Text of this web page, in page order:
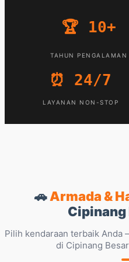
🏆 10+
TAHUN PENGALAMAN
⏰ 24/7
LAYANAN NON-STOP
🚗Armada &
Cipinang
Pilih kendaraan terbaik Anda
di Cipinang